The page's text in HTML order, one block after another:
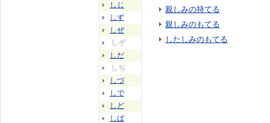
しじ
しず
しぜ
しぞ
しだ
しぢ
しづ
しで
しど
しば
親しみの持てる
親しみのもてる
したしみのもてる